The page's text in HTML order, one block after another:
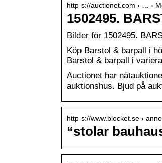
http s://auctionet.com › … ›
1502495.
Bilder för 1502495.
Köp Barstol & barpall i
Barstol & barpall i
Auctionet har
auktionshus. Bjud på
http s://www.blocket.se ›
“stolar